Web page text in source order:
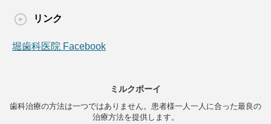
ゴ
ー
リンク
堀歯科医院 Facebook
ミルクボーイ
歯科治療の方法は一つではありません。患者様一人一人に合った最良の
治療方法を提供します。